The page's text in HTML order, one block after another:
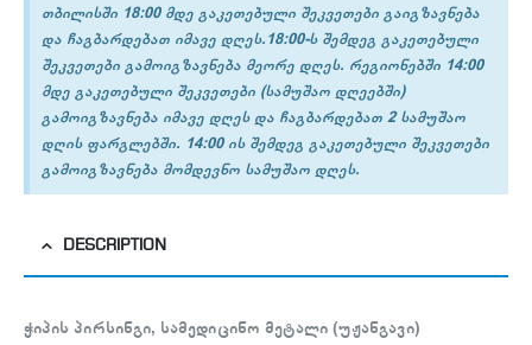
თბილისში 18:00 მდე გაკეთებული შეკვეთები გაიგზავნება
და ჩაგბარდებათ იმავე დღეს.18:00-ს შემდეგ გაკეთებული
შეკვეთები გამოიგზავნება მეორე დღეს. რეგიონებში 14:00
მდე გაკეთებული შეკვეთები (სამუშაო დღეებში)
გამოიგზავნება იმავე დღეს და ჩაგბარდებათ 2 სამუშაო
დღის ფარგლებში. 14:00 ის შემდეგ გაკეთებული შეკვეთები
გამოიგზავნება მომდევნო სამუშაო დღეს.
DESCRIPTION
ჭიპის პირსინგი, სამედიცინო მეტალი (უჟანგავი)